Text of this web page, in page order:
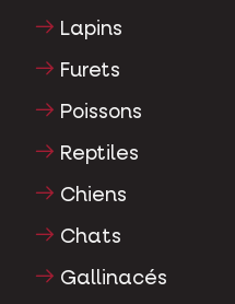
Lapins
Furets
Poissons
Reptiles
Chiens
Chats
Gallinacés